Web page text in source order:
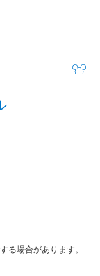
る場合があります。